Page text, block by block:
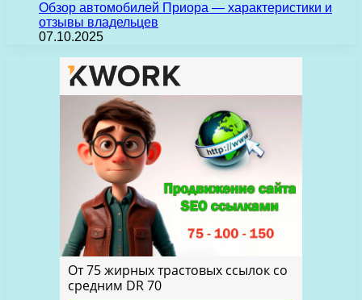
Обзор автомобилей Приора — характеристики и
отзывы владельцев
07.10.2025